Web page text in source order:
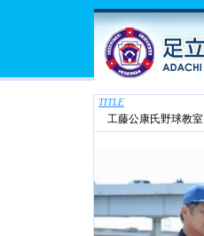
TITLE
工藤公康氏野球教室